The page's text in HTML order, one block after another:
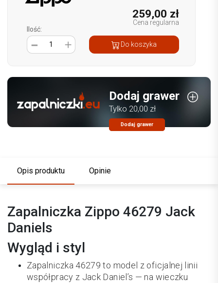
259,00 zł
Cena regularna
Ilość:
1
Do koszyka
Dodaj grawer
Tylko 20,00 zł
Dodaj grawer
Opis produktu Opinie
Zapalniczka Zippo 46279 Jack
Daniels
Wygląd i styl
Zapalniczka 46279 to model z oficjalnej linii
współpracy z Jack Daniel’s — na wieczku